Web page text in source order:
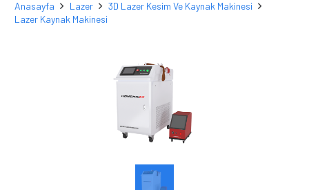
Anasayfa Lazer
3D Lazer Kesim Ve Kaynak Makinesi
Lazer Kaynak Makinesi